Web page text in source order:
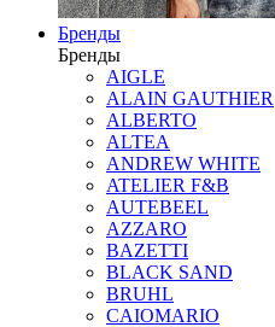
Бренды
Бренды
AIGLE
ALAIN GAUTHIER
ALBERTO
ALTEA
ANDREW WHITE
ATELIER F&B
AUTEBEEL
AZZARO
BAZETTI
BLACK SAND
BRUHL
CAIOMARIO